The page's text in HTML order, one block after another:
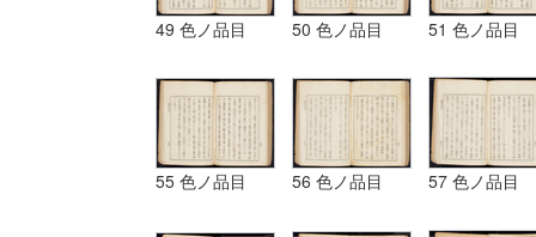
49 色ノ品目 50 色ノ品目 51 色ノ品目
55 色ノ品目 56 色ノ品目 57 色ノ品目